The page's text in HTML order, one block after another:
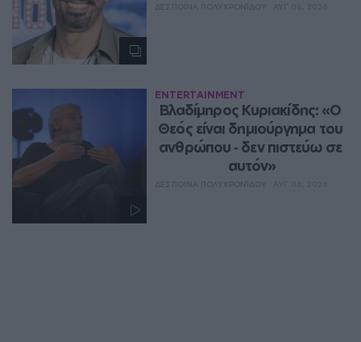
ENTERTAINMENT
Βλαδίμηρος Κυριακίδης: «Ο
Θεός είναι δημιούργημα του
ανθρώπου ‑ δεν πιστεύω σε
αυτόν»